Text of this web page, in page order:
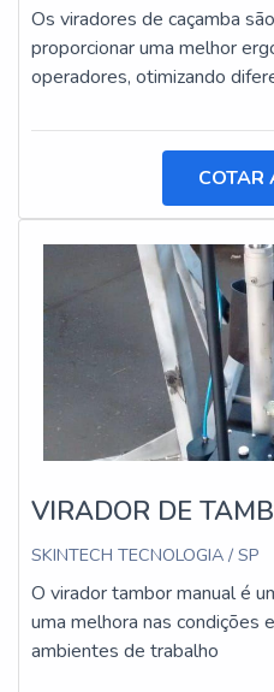
Os viradores de caçamba
proporcionar uma melhor
operadores, otimizando
COTAR
VIRADOR DE
SKINTECH TECNOLOGIA / SP
O virador tambor manual é
uma melhora nas condições
ambientes de trabalho